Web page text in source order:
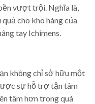
vượt trội. Nghĩa là,
cho kho hàng của
tay Ichimens.
không chỉ sở hữu một
sự hỗ trợ tận tâm
tâm hơn trong quá